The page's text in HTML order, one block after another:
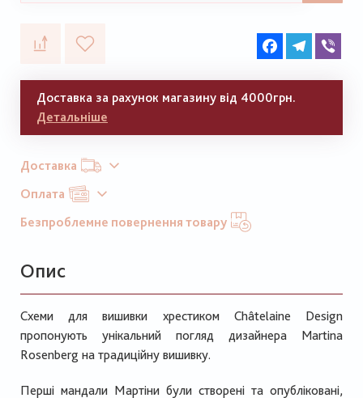
FacebookTelegram
Доставка за рахунок магазину від 4000грн.
Детальніше
Доставка
Оплата
Безпроблемне повернення товару
Опис
Схеми для вишивки хрестиком Châtelaine Design
пропонують унікальний погляд дизайнера Martina
Rosenberg на традиційну вишивку.
Перші мандали Мартіни були створені та опубліковані,